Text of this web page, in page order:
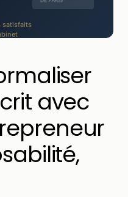
satisfaits
avec